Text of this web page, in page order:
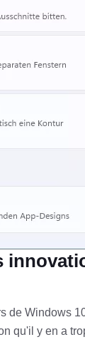
de Windows
qu'il y en a